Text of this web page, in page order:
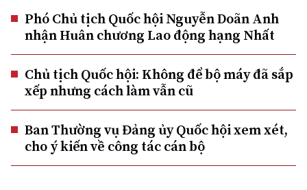
Phó Chủ tịch Quốc hội Nguyễn Doãn Anh
nhận Huân chương Lao động hạng Nhất
Chủ tịch Quốc hội: Không để bộ máy đã sắp
xếp nhưng cách làm vẫn cũ
Ban Thường vụ Đảng ủy Quốc hội xem xét,
cho ý kiến về công tác cán bộ